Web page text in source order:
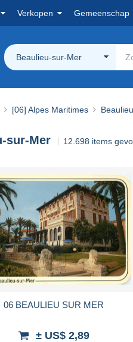
Verkopen Gemeenschap
Beaulieu-sur-Mer
[06] Alpes Maritimes
sur-Mer 12.698 items
06 BEAULIEU SUR MER
± US$ 2,89